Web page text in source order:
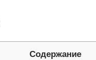
Содержание